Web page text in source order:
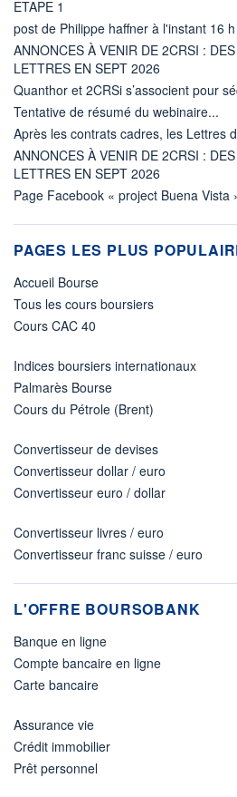
ETAPE 1
post de Philippe haffner à l'instant 16
ANNONCES À VENIR DE 2CRSI :
LETTRES EN SEPT 2026
Quanthor et 2CRSi s’associent pour
Tentative de résumé du webinaire...
Après les contrats cadres, les Lettres
ANNONCES À VENIR DE 2CRSI :
LETTRES EN SEPT 2026
Page Facebook « project Buena Vista
PAGES LES PLUS
Accueil Bourse
Tous les cours boursiers
Cours CAC 40
Indices boursiers internationaux
Palmarès Bourse
Cours du Pétrole (Brent)
Convertisseur de devises
Convertisseur dollar / euro
Convertisseur euro / dollar
Convertisseur livres / euro
Convertisseur franc suisse / euro
L'OFFRE BOURSOBANK
Banque en ligne
Compte bancaire en ligne
Carte bancaire
Assurance vie
Crédit immobilier
Prêt personnel